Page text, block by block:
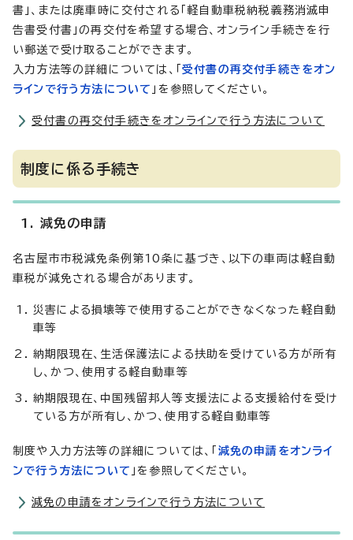
書」、または廃車時に交付される「軽自動車税納税義務消滅申
告書受付書」の再交付を希望する場合、オンライン手続きを行
い郵送で受け取ることができます。
入力方法等の詳細については、「 受付書の再交付手続きをオン
ラインで行う方法について 」を参照してください。
受付書の再交付手続きをオンラインで行う方法について
制度に係る手続き
1. 減免の申請
名古屋市市税減免条例第10条に基づき、以下の車両は軽自動
車税が減免される場合があります。
災害による損壊等で使用することができなくなった軽自動
車等
納期限現在、生活保護法による扶助を受けている方が所有
し、かつ、使用する軽自動車等
納期限現在、中国残留邦人等支援法による支援給付を受け
ている方が所有し、かつ、使用する軽自動車等
制度や入力方法等の詳細については、「 減免の申請をオンライ
ンで行う方法について 」を参照してください。
減免の申請をオンラインで行う方法について